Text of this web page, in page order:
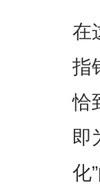
在
指
恰
即
化